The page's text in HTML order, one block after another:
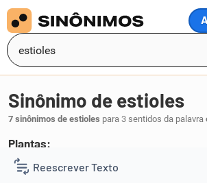
Reescrever Texto
Sinônimo de estioles
7 sinônimos de estioles para 3 sentidos da palavra
Plantas:
1 mirres,emurcheças